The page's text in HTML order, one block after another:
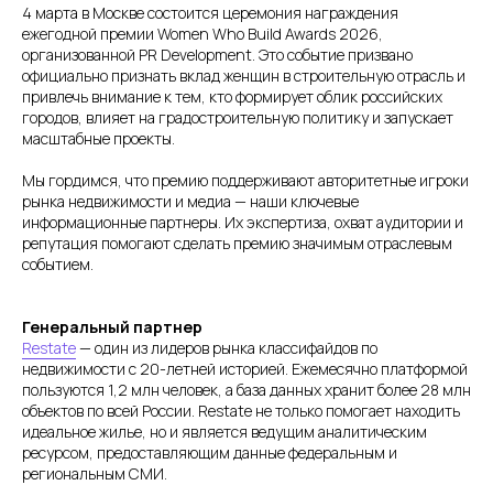
4 марта в Москве состоится церемония награждения
ежегодной премии Women Who Build Awards 2026,
организованной PR Development. Это событие призвано
официально признать вклад женщин в строительную отрасль и
привлечь внимание к тем, кто формирует облик российских
городов, влияет на градостроительную политику и запускает
масштабные проекты.
Мы гордимся, что премию поддерживают авторитетные игроки
рынка недвижимости и медиа — наши ключевые
информационные партнеры. Их экспертиза, охват аудитории и
репутация помогают сделать премию значимым отраслевым
событием.
Генеральный партнер
Restate— один из лидеров рынка классифайдов по
недвижимости с 20-летней историей. Ежемесячно платформой
пользуются 1,2 млн человек, а база данных хранит более 28 млн
объектов по всей России. Restate не только помогает находить
идеальное жилье, но и является ведущим аналитическим
ресурсом, предоставляющим данные федеральным и
региональным СМИ.